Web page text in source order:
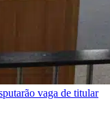
vaga de titular